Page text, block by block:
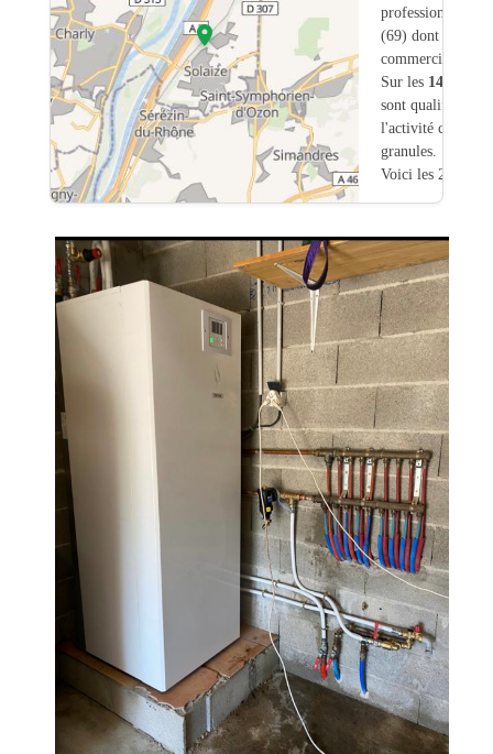
professionnels
(69) dont
commerciale
Sur les 1463
sont qualifiés
l'activité
granules.
Voici les 20